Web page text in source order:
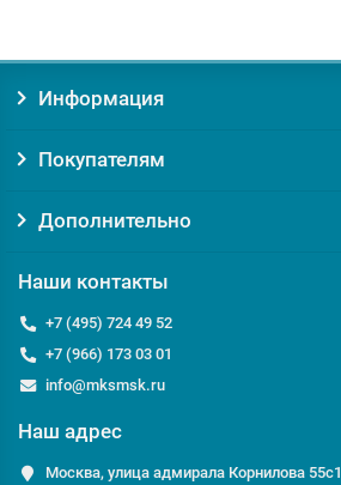
Информация
Покупателям
Дополнительно
Наши контакты
+7 (495) 724 49 52
+7 (966) 173 03 01
info@mksmsk.ru
Наш адрес
Москва, улица адмирала Корнилова 55с1